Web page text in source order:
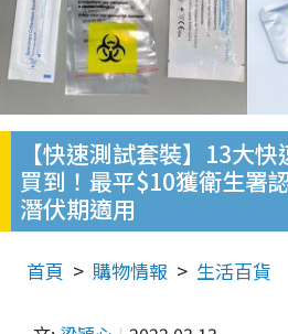
【快速測試套裝】13大
買到！最平$10獲衛生署
潛伏期適用
首頁 購物情報 生活百貨